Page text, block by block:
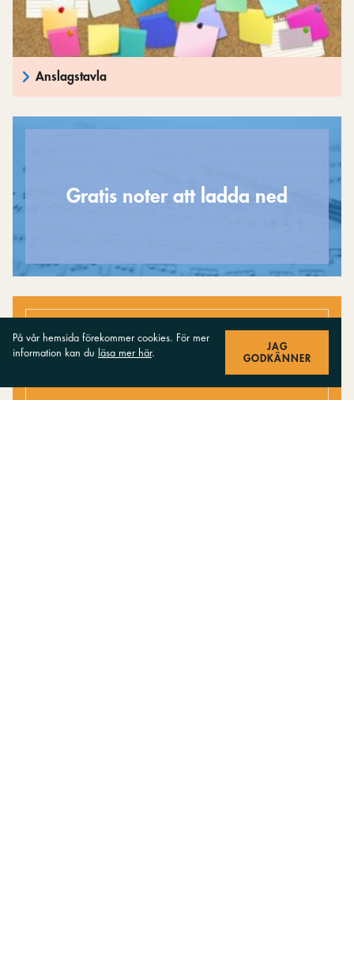
Anslagstavla
Gratis noter att ladda ned
Anmäl dig till vårt nyhetsbrev
Få de senaste nyheterna från oss!
På vår hemsida förekommer cookies. För mer
information kan du
läsa mer här.
JAG
GODKÄNNER